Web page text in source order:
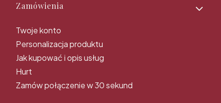
Zamówienia
Twoje konto
Personalizacja produktu
Jak kupować i opis usług
Hurt
Zamów połączenie w 30 sekund